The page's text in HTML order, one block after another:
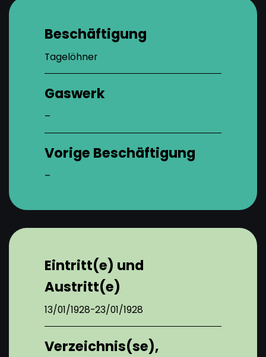
Beschäftigung
Tagelöhner
Gaswerk
–
Vorige Beschäftigung
–
Eintritt(e) und
Austritt(e)
13/01/1928-23/01/1928
Verzeichnis(se),